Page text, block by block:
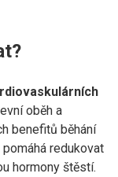
oběh a
benefitů běhání
pomáhá redukovat
hormony štěstí.